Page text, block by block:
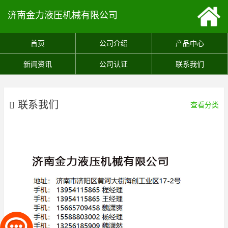
济南金力液压机械有限公司
首页 公司介绍 产品中心
新闻资讯 公司认证 联系我们
联系我们 查看分类